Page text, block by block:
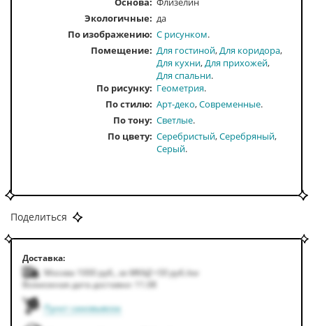
Экологичные: да
По изображению С рисунком
Помещение Для гостиной Для коридора
Для кухни Для прихожей
Для спальни
По рисунку
Геометрия
По стилю Арт-деко Современные
По тону Светлые
По цвету Серебристый Серебряный
Серый
Поделиться
Доставка:
Москва 1000руб. за МКАД +50руб./км
Возможная дата доставки: 11.08
Пункт самовывоза